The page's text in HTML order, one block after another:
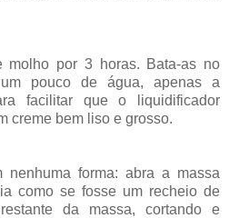
molho por 3 horas. Bata-as no
um pouco de água, apenas a
facilitar que o liquidificador
creme bem liso e grosso.
nenhuma forma: abra a massa
como se fosse um recheio de
da massa, cortando e